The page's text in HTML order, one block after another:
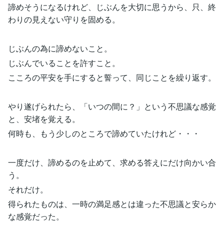
諦めそうになるけれど、じぶんを大切に思うから、只、終
わりの見えない守りを固める。
じぶんの為に諦めないこと。
じぶんでいることを許すこと。
こころの平安を手にすると誓って、同じことを繰り返す。
やり遂げられたら、「いつの間に？」という不思議な感覚
と、安堵を覚える。
何時も、もう少しのところで諦めていたけれど・・・
一度だけ、諦めるのを止めて、求める答えにだけ向かい合
う。
それだけ。
得られたものは、一時の満足感とは違った不思議と安らか
な感覚だった。